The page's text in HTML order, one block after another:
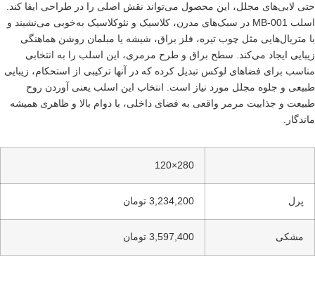
حتی لابی‌های مجلل، این محصول می‌تواند نقش اصلی را در طراحی ایفا کند.
اسلب MB-001 در سبک‌های مدرن، کلاسیک و نئوکلاسیک به‌خوبی می‌نشیند و
با متریال‌هایی مثل چوب تیره، فلز براق، شیشه یا مبلمان روشن هماهنگی
زیبایی ایجاد می‌کند. سطح براق و طرح مرمری، این اسلب را به انتخابی
مناسب برای فضاهای لوکس تبدیل کرده که در آنها ترکیبی از استحکام، زیبایی
طبیعی و جلوه مجلل مورد نیاز است. انتخاب این اسلب یعنی آوردن روح
طبیعت و جذابیت مرمر واقعی به فضای داخلی، با دوام بالا و ظاهری همیشه
ماندگار.
280×120
پرل 3,234,200 تومان
مشکی 3,597,400 تومان